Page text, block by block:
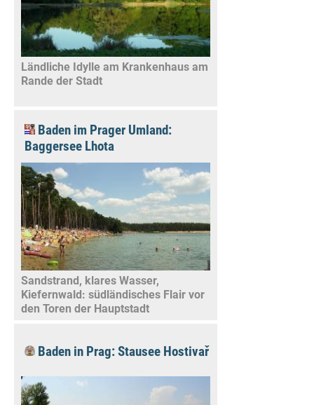
Ländliche Idylle am Krankenhaus am
Rande der Stadt
Baden im Prager Umland:
Baggersee Lhota
Sandstrand, klares Wasser,
Kiefernwald: südländisches Flair vor
den Toren der Hauptstadt
Baden in Prag: Stausee Hostivař